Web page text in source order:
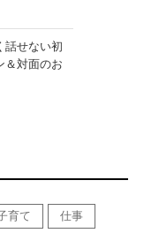
話せない初
対面のお
育て 仕事